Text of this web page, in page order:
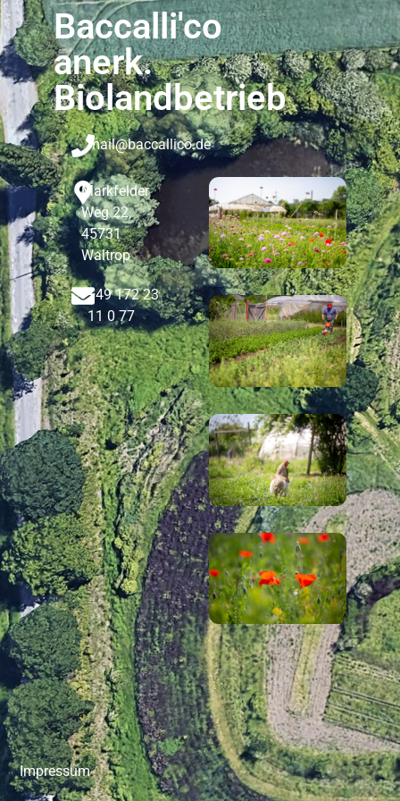
Baccalli'co
anerk.
Biolandbetrieb
mail@baccallico.de
Markfelder
Weg 22,
45731
Waltrop
+49 172 23
11 0 77
Impressum